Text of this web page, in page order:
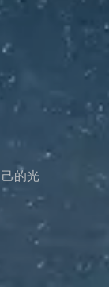
的光